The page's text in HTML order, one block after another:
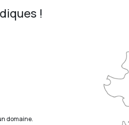
!
choisir un domaine.